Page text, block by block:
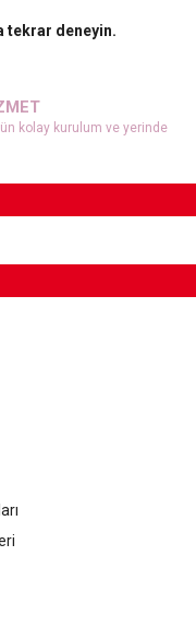
tekrar deneyin.
kolay kurulum ve yerinde